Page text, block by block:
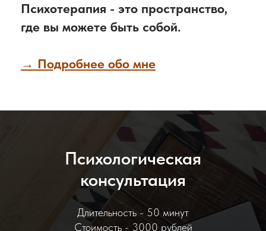
Психотерапия - это пространство,
где вы можете быть собой.
→ Подробнее обо мне
Психологическая
консультация
Длительность - 50 минут
Стоимость - 3000 рублей